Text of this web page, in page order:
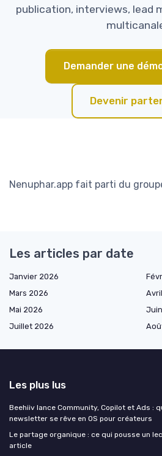
publication, interviews, lead
Demander une
Devenir
Nenuphar.app fait parti du
Les articles par date
Janvier 2026
Mars 2026
Mai 2026
Juillet 2026
Les plus lus
Beehiiv lance Community, Copilot et Ads :
newsletter se rêve en OS pour créateurs
Le partage organique : ce qui pousse un
article